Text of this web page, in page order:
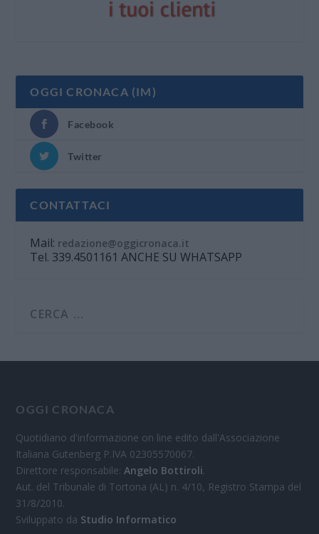
OGGI CRONACA (IM)
Facebook
Twitter
CONTATTACI
Mail: redazione@oggicronaca.it
Tel. 339.4501161 ANCHE SU WHATSAPP
OGGI CRONACA
Quotidiano d'informazione on line edito dall'Associazione
Italiana Gutenberg P.IVA 02305570067.
Direttore responsabile:Angelo Bottiroli.
Aut. del Tribunale di Tortona (AL) n. 4/10, Registro Stampa del
31/8/2010.
Sviluppato da Studio Informatico